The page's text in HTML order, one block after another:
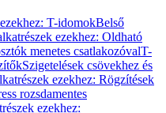
T-idomokBelső
ezekhez: Oldható
menetes csatlakozóvalT-
Szigetelések csövekhez és
ezekhez: Rögzítések
rozsdamentes
ezekhez: